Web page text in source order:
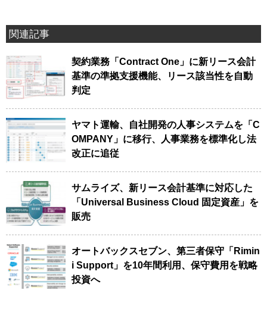
関連記事
契約業務「Contract One」に新リース会計
基準の準拠支援機能、リース該当性を自動
判定
ヤマト運輸、自社開発の人事システムを「C
OMPANY」に移行、人事業務を標準化し法
改正に追従
サムライズ、新リース会計基準に対応した
「Universal Business Cloud 固定資産」を
販売
オートバックスセブン、第三者保守「Rimin
i Support」を10年間利用、保守費用を戦略
投資へ